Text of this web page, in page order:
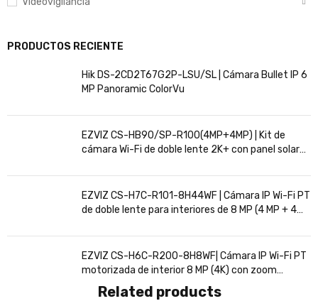
PRODUCTOS RECIENTE
Hik DS-2CD2T67G2P-LSU/SL | Cámara Bullet IP 6
MP Panoramic ColorVu
EZVIZ CS-HB90/SP-R100(4MP+4MP) | Kit de
cámara Wi-Fi de doble lente 2K+ con panel solar
EZVIZ CS-H7C-R101-8H44WF | Cámara IP Wi-Fi PT
de doble lente para interiores de 8 MP (4 MP + 4
EZVIZ CS-H6C-R200-8H8WF| Cámara IP Wi-Fi PT
motorizada de interior 8 MP (4K) con zoom
automático 4×
Related products